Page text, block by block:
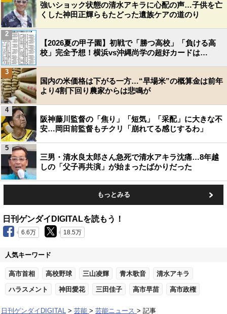
強いショック状態の清水アキラに心配の声…子供を亡
くした神田正輝らもたどった遺族ケアの道のり
【2026夏の甲子園】初戦で「勝つ高校」「負ける高
校」完全予想！横浜vs沖縄尚学の超好カードは…
2
国内の米価格は下がる一方…“早場米”の概算金は前年
より4割下回り農家からは悲鳴が
3
阪神藤川監督の「焦り」「短気」「采配」に大きな不
安…岡田前監督もチクリ「崩れてる感じするわ」
4
三男・清水良太郎さん急死で清水アキラ沈痛…8年越
しの「父子再共演」が始まったばかりだった
5
もっとみる
日刊ゲンダイDIGITALを読もう！
6.6万 18.5万
人気キーワード
高市首相 高校野球 三山凌輝 青木歌音 清水アキラ
ハラスメント 神田愛花 三田佳子 高市早苗 高市政権
日刊ゲンダイDIGITAL 芸能 芸能ニュース 記事